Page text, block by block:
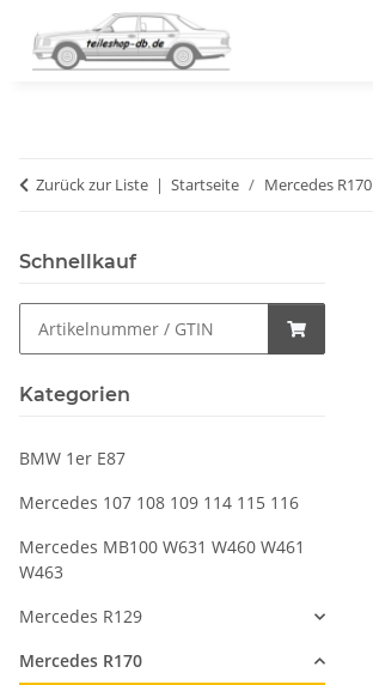
Zurück zur Liste Startseite Mercedes R170
Schnellkauf
Kategorien
BMW 1er E87
Mercedes 107 108 109 114 115 116
Mercedes MB100 W631 W460 W461
W463
Mercedes R129
Mercedes R170